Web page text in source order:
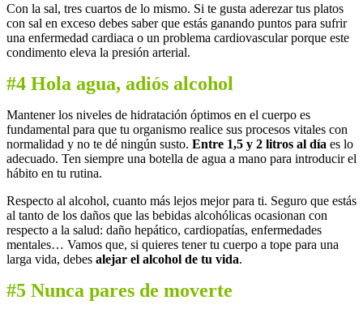
Con la sal, tres cuartos de lo mismo. Si te gusta aderezar tus platos
con sal en exceso debes saber que estás ganando puntos para sufrir
una enfermedad cardiaca o un problema cardiovascular porque este
condimento eleva la presión arterial.
#4 Hola agua, adiós alcohol
Mantener los niveles de hidratación óptimos en el cuerpo es
fundamental para que tu organismo realice sus procesos vitales con
normalidad y no te dé ningún susto. Entre 1,5 y 2 litros al día es lo
adecuado. Ten siempre una botella de agua a mano para introducir el
hábito en tu rutina.
Respecto al alcohol, cuanto más lejos mejor para ti. Seguro que estás
al tanto de los daños que las bebidas alcohólicas ocasionan con
respecto a la salud: daño hepático, cardiopatías, enfermedades
mentales… Vamos que, si quieres tener tu cuerpo a tope para una
larga vida, debes alejar el alcohol de tu vida.
#5 Nunca pares de moverte